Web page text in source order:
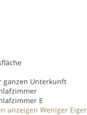
ganzen Unterkunft
E
anzeigen Weniger